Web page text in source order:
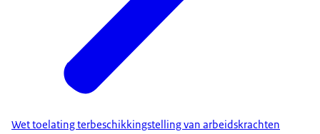
Wet toelating terbeschikkingstelling van arbeidskrachten